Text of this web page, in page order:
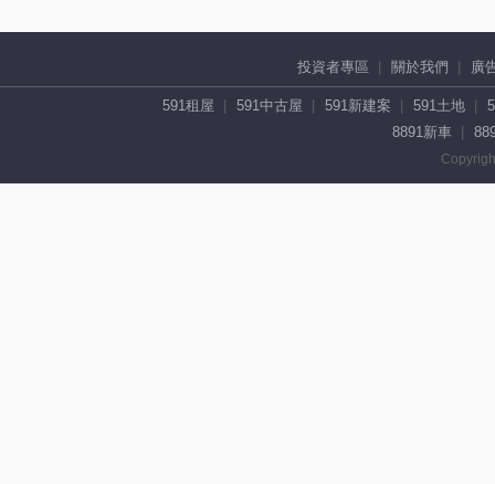
投資者專區 關於我們 廣
591租屋 591中古屋 591新建案 591土地
8891新車